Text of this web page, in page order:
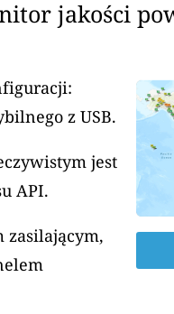
jakości
z USB.
jest
API.
zasilającym,